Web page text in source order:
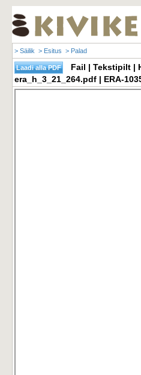
> Säilik > Esitus > Palad
Fail | Tekstipilt |
era_h_3_21_264.pdf | ERA-